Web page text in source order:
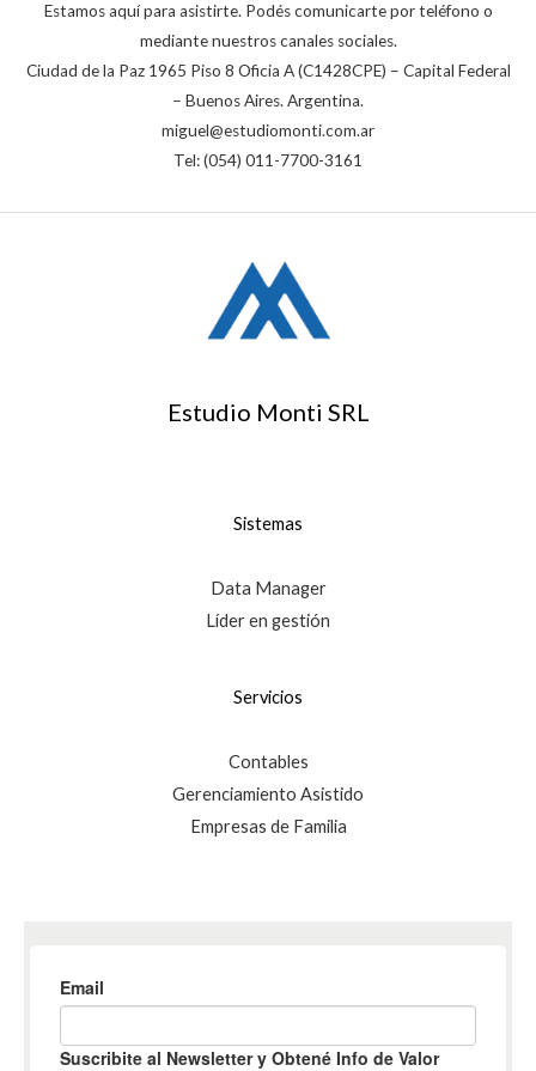
Estamos aquí para asistirte. Podés comunicarte por teléfono o
mediante nuestros canales sociales.
Ciudad de la Paz 1965 Piso 8 Oficia A (C1428CPE) – Capital Federal
– Buenos Aires. Argentina.
miguel@estudiomonti.com.ar
Tel: (054) 011-7700-3161
Estudio Monti SRL
Sistemas
Data Manager
Líder en gestión
Servicios
Contables
Gerenciamiento Asistido
Empresas de Familia